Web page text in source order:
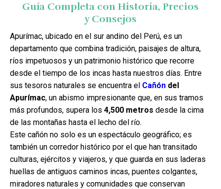
Guía Completa con Historia, Precios
y Consejos
Apurímac, ubicado en el sur andino del Perú, es un
departamento que combina tradición, paisajes de altura,
ríos impetuosos y un patrimonio histórico que recorre
desde el tiempo de los incas hasta nuestros días. Entre
sus tesoros naturales se encuentra el Cañón del
Apurímac, un abismo impresionante que, en sus tramos
más profundos, supera los 4,500 metros desde la cima
de las montañas hasta el lecho del río.
Este cañón no solo es un espectáculo geográfico; es
también un corredor histórico por el que han transitado
culturas, ejércitos y viajeros, y que guarda en sus laderas
huellas de antiguos caminos incas, puentes colgantes,
miradores naturales y comunidades que conservan